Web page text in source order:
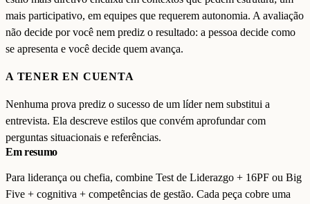
mais participativo, em equipes que requerem autonomia. A avaliação
não decide por você nem prediz o resultado: a pessoa decide como
se apresenta e você decide quem avança.
A TENER EN CUENTA
Nenhuma prova prediz o sucesso de um líder nem substitui a
entrevista. Ela descreve estilos que convém aprofundar com
perguntas situacionais e referências.
Em resumo
Para liderança ou chefia, combine Test de Liderazgo + 16PF ou Big
Five + cognitiva + competências de gestão. Cada peça cobre uma